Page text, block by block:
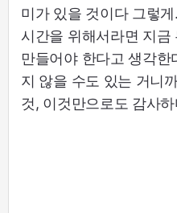
미가 있을 것이다 그렇
시간을 위해서라면 지
만들어야 한다고 생각한
지 않을 수도 있는 거니
것, 이것만으로도 감사